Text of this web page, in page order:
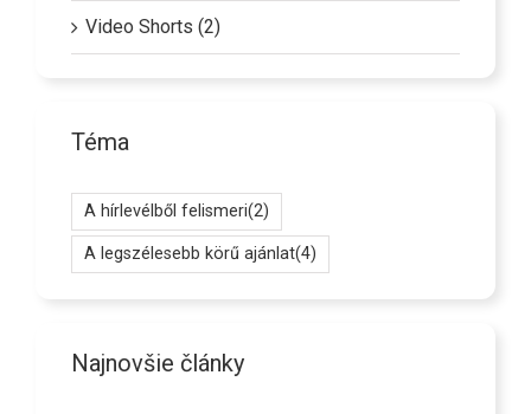
Video Shorts (2)
Téma
A hírlevélből felismeri(2)
A legszélesebb körű ajánlat(4)
Najnovšie články